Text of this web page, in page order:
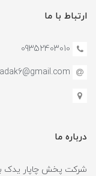
ارتباط با ما
09352403010
درباره ما